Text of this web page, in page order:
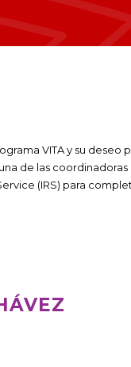
VITA y su deseo
de las
(IRS) para